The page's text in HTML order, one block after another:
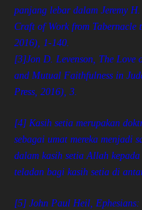
panjang lebar dalam Jeremy
Craft of Work from Tabernacle
2016), 1-140.
[3]Jon D. Levenson, The
and Mutual Faithfulness in
Press, 2016), 3.
[4] Kasih setia merupakan
sebagai umat mereka menjadi
dalam kasih setia Allah
teladan bagi kasih setia di
[5] John Paul Heil,